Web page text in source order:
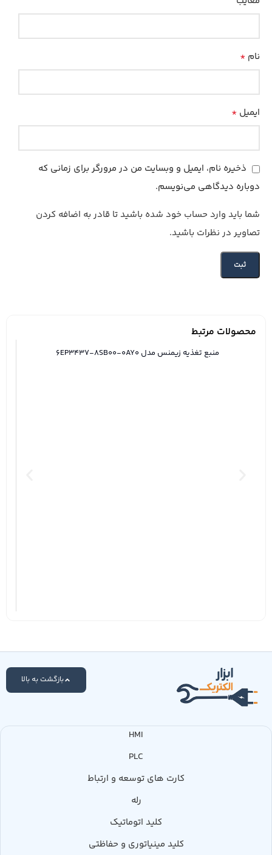
نام *
ایمیل *
ذخیره نام، ایمیل و وبسایت من در مرورگر برای زمانی که
دوباره دیدگاهی می‌نویسم.
شما باید وارد حساب خود شده باشید تا قادر به اضافه کردن
تصاویر در نظرات باشید.
محصولات مرتبط
منبع تغذیه زیمنس مدل 6EP3437-8SB00-0AY0
بازگشت به بالا
HMI
PLC
کارت های توسعه و ارتباط
رله
کلید اتوماتیک
کلید مینیاتوری و حفاظتی